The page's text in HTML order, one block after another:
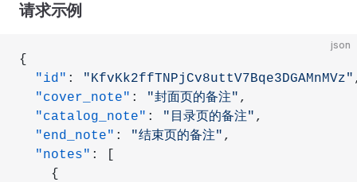
请求示例
json
{
  "id"
: "KfvKk2ffTNPjCv8uttV7Bqe3DGAMnMVz"
  "cover_note"
: "封面页的备注" ,
  "catalog_note"
: "目录页的备注" ,
  "end_note"
: "结束页的备注" ,
  "notes"
: [
    {